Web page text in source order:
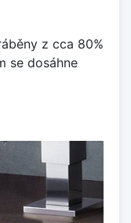
z cca 80%
se dosáhne